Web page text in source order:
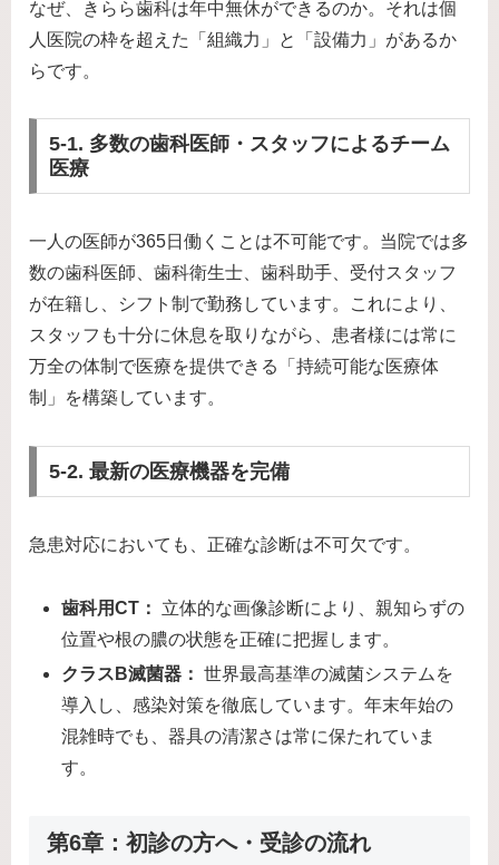
なぜ、きらら歯科は年中無休ができるのか。それは個
人医院の枠を超えた「組織力」と「設備力」があるか
らです。
5-1. 多数の歯科医師・スタッフによるチーム
医療
一人の医師が365日働くことは不可能です。当院では多
数の歯科医師、歯科衛生士、歯科助手、受付スタッフ
が在籍し、シフト制で勤務しています。これにより、
スタッフも十分に休息を取りながら、患者様には常に
万全の体制で医療を提供できる「持続可能な医療体
制」を構築しています。
5-2. 最新の医療機器を完備
急患対応においても、正確な診断は不可欠です。
歯科用CT：
立体的な画像診断により、親知らずの
位置や根の膿の状態を正確に把握します。
クラスB滅菌器： 世界最高基準の滅菌システムを
導入し、感染対策を徹底しています。年末年始の
混雑時でも、器具の清潔さは常に保たれていま
す。
第6章：初診の方へ・受診の流れ